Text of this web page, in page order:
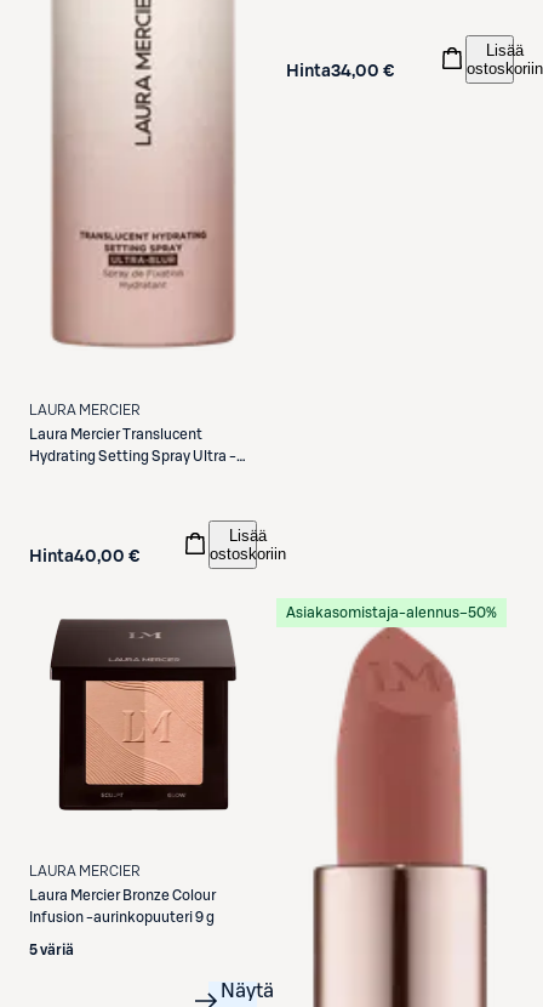
LAURA MERCIER
Laura MercierTranslucent
Hydrating Setting Spray Ultra -
Hinta40,00 €
Lisää
ostoskoriin
Hinta34,00 €
Lisää
ostoskoriin
LAURA MERCIER
Laura Mercier Bronze Colour
Infusion -aurinkopuuteri 9 g
5 väriä
Näytä
Asiakasomistaja-alennus−50%